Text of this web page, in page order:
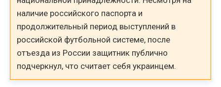
наличие российского паспорта и
продолжительный период выступлений в
российской футбольной системе, после
отъезда из России защитник публично
подчеркнул, что считает себя украинцем.